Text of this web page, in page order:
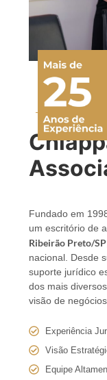
Fundado em
um escritório de
Ribeirão Preto/SP
nacional. Desde
suporte jurídico
dos mais
visão de
Experiência
Visão
Equipe